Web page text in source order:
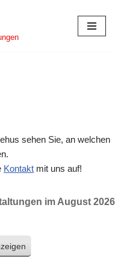
sehen Sie, an welchen
Kontakt mit uns auf!
im August 2026